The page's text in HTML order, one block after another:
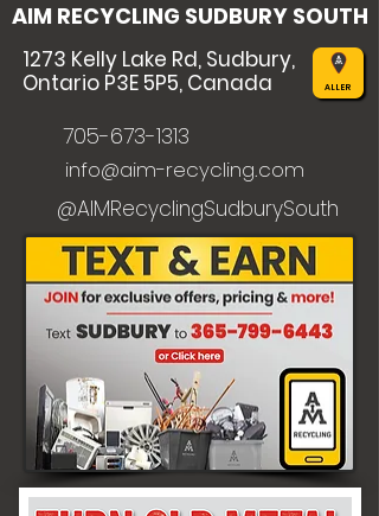
AIM RECYCLING SUDBURY SOUTH
1273 Kelly Lake Rd, Sudbury,
Ontario P3E 5P5, Canada
ALLER
705-673-1313
info@aim-recycling.com
@AIMRecyclingSudburySouth